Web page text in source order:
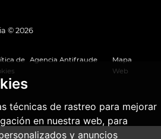
técnicas de rastreo para mejorar
en nuestra web, para
y anuncios
© 2026
de Agencia Antifraude
Mapa
Web